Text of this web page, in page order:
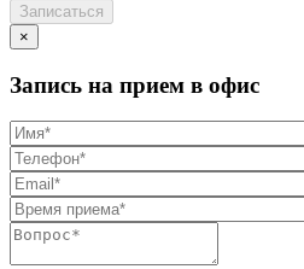
×
Запись на прием в офис